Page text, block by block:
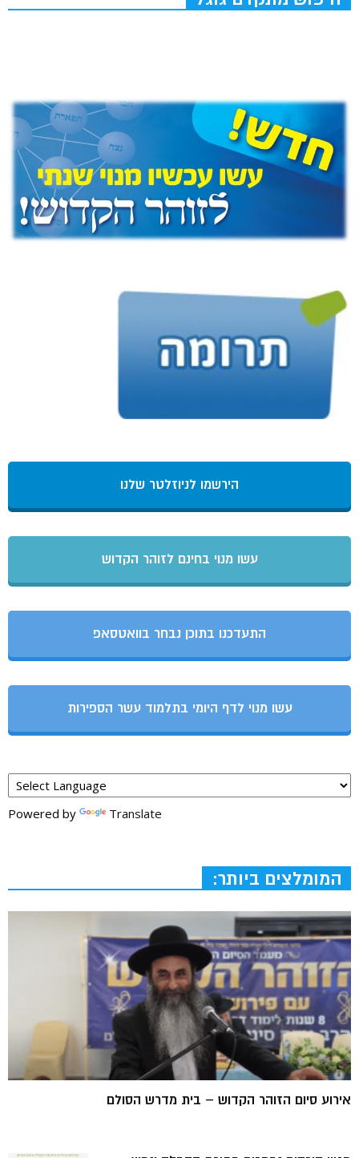
הירשמו לניוזלטר שלנו
עשו מנוי בחינם לזוהר הקדוש
התעדכנו בתוכן נבחר בוואטסאפ
עשו מנוי לדף היומי בתלמוד עשר הספירות
Powered by Translate
המומלצים ביותר:
אירוע סיום הזוהר הקדוש – בית מדרש הסולם